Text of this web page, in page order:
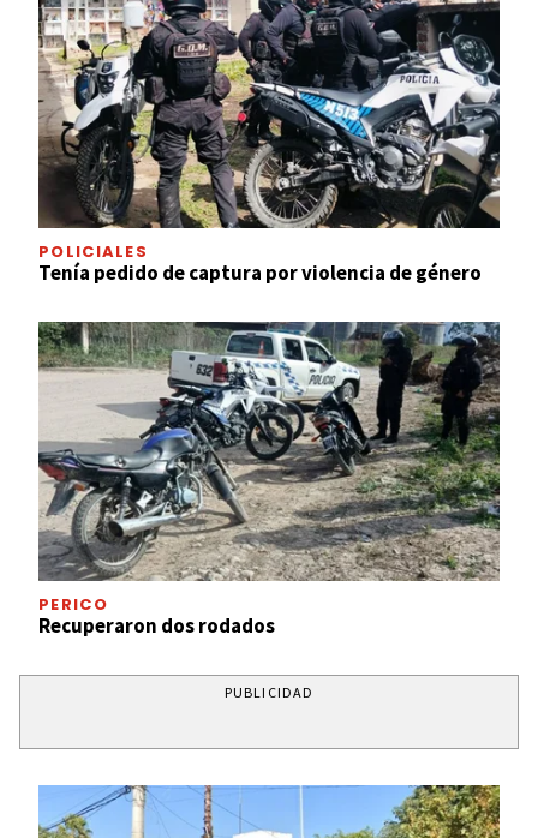
POLICIALES
Tenía pedido de captura por violencia de género
PERICO
Recuperaron dos rodados
PUBLICIDAD